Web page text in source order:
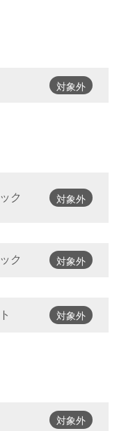
対象外
ク 対象外
ク 対象外
対象外
対象外